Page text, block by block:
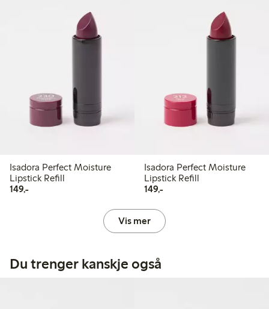
Isadora Perfect Moisture
Lipstick Refill
149,-149,00 kr
Isadora Perfect Moisture
Lipstick Refill
149,-149,00 kr
Vis mer
Du trenger kanskje også